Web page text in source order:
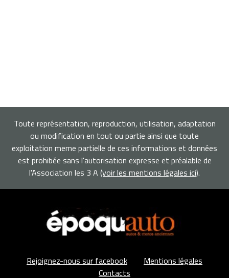
Toute représentation, reproduction, utilisation, adaptation
ou modification en tout ou partie ainsi que toute
exploitation meme partielle de ces informations et données
est prohibée sans l'autorisation expresse et préalable de
l'Association les 3 A (voir les mentions légales ici).
Rejoignez-nous sur facebook
Mentions légales
Contacts